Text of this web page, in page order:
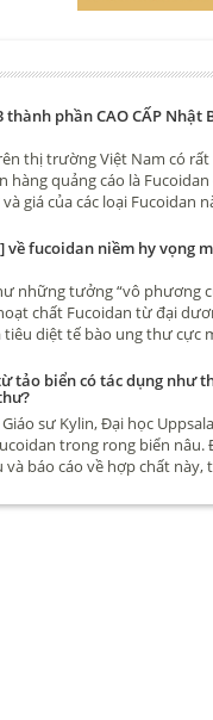
thành phần CAO CẤP
thị trường Việt Nam có
hàng quảng cáo là
giá của các loại Fucoidan
Vậy điểm khác biệt giữa
thư hay không mời các
về fucoidan niềm hy vọng
những tưởng “vô phương
chất Fucoidan từ đại
diệt tế bào ung thư cực
thế nào, mời bạn đọc cùng
tảo biển có tác dụng như
sư Kylin, Đại học
trong rong biển nâu.
và báo cáo về hợp chất này,